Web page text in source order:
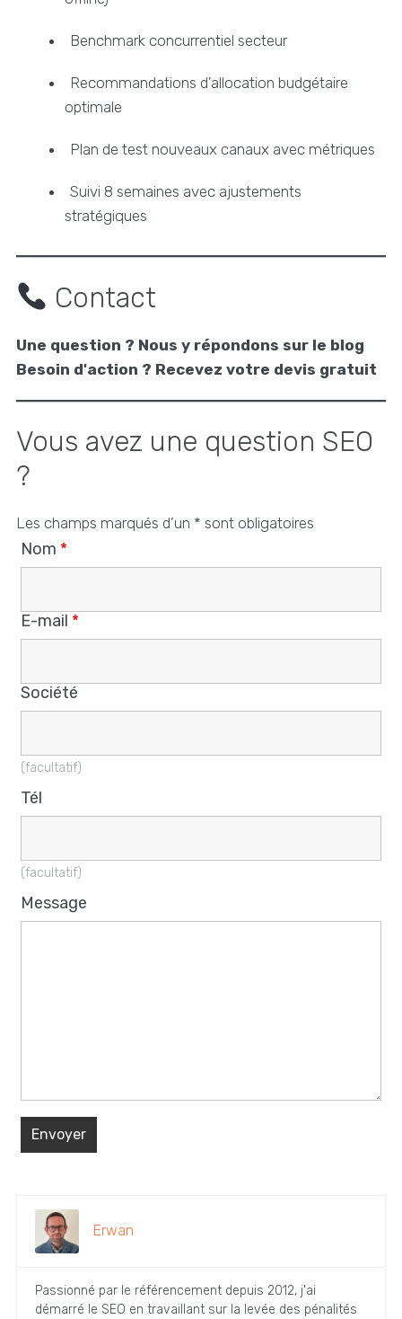
Benchmark concurrentiel secteur
Recommandations d'allocation budgétaire
optimale
Plan de test nouveaux canaux avec métriques
Suivi 8 semaines avec ajustements
stratégiques
Contact
Une question ? Nous y répondons sur le blog
Besoin d'action ? Recevez votre devis gratuit
Vous avez une question SEO
?
Les champs marqués d’un * sont obligatoires
Nom *
E-mail *
Société
(facultatif)
Tél
(facultatif)
Message
Erwan
Passionné par le référencement depuis 2012, j'ai
démarré le SEO en travaillant sur la levée des pénalités